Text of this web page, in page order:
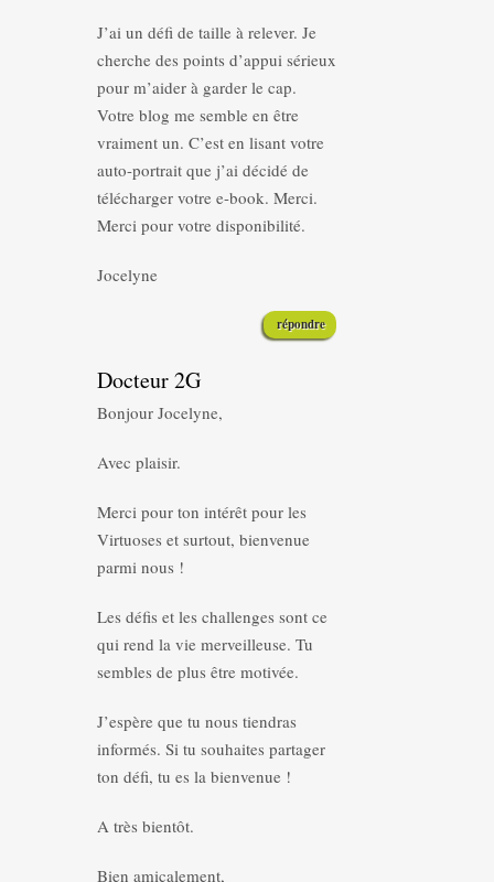
J’ai un défi de taille à relever. Je
cherche des points d’appui sérieux
pour m’aider à garder le cap.
Votre blog me semble en être
vraiment un. C’est en lisant votre
auto-portrait que j’ai décidé de
télécharger votre e-book. Merci.
Merci pour votre disponibilité.
Jocelyne
répondre
Docteur 2G
Bonjour Jocelyne,
Avec plaisir.
Merci pour ton intérêt pour les
Virtuoses et surtout, bienvenue
parmi nous !
Les défis et les challenges sont ce
qui rend la vie merveilleuse. Tu
sembles de plus être motivée.
J’espère que tu nous tiendras
informés. Si tu souhaites partager
ton défi, tu es la bienvenue !
A très bientôt.
Bien amicalement,